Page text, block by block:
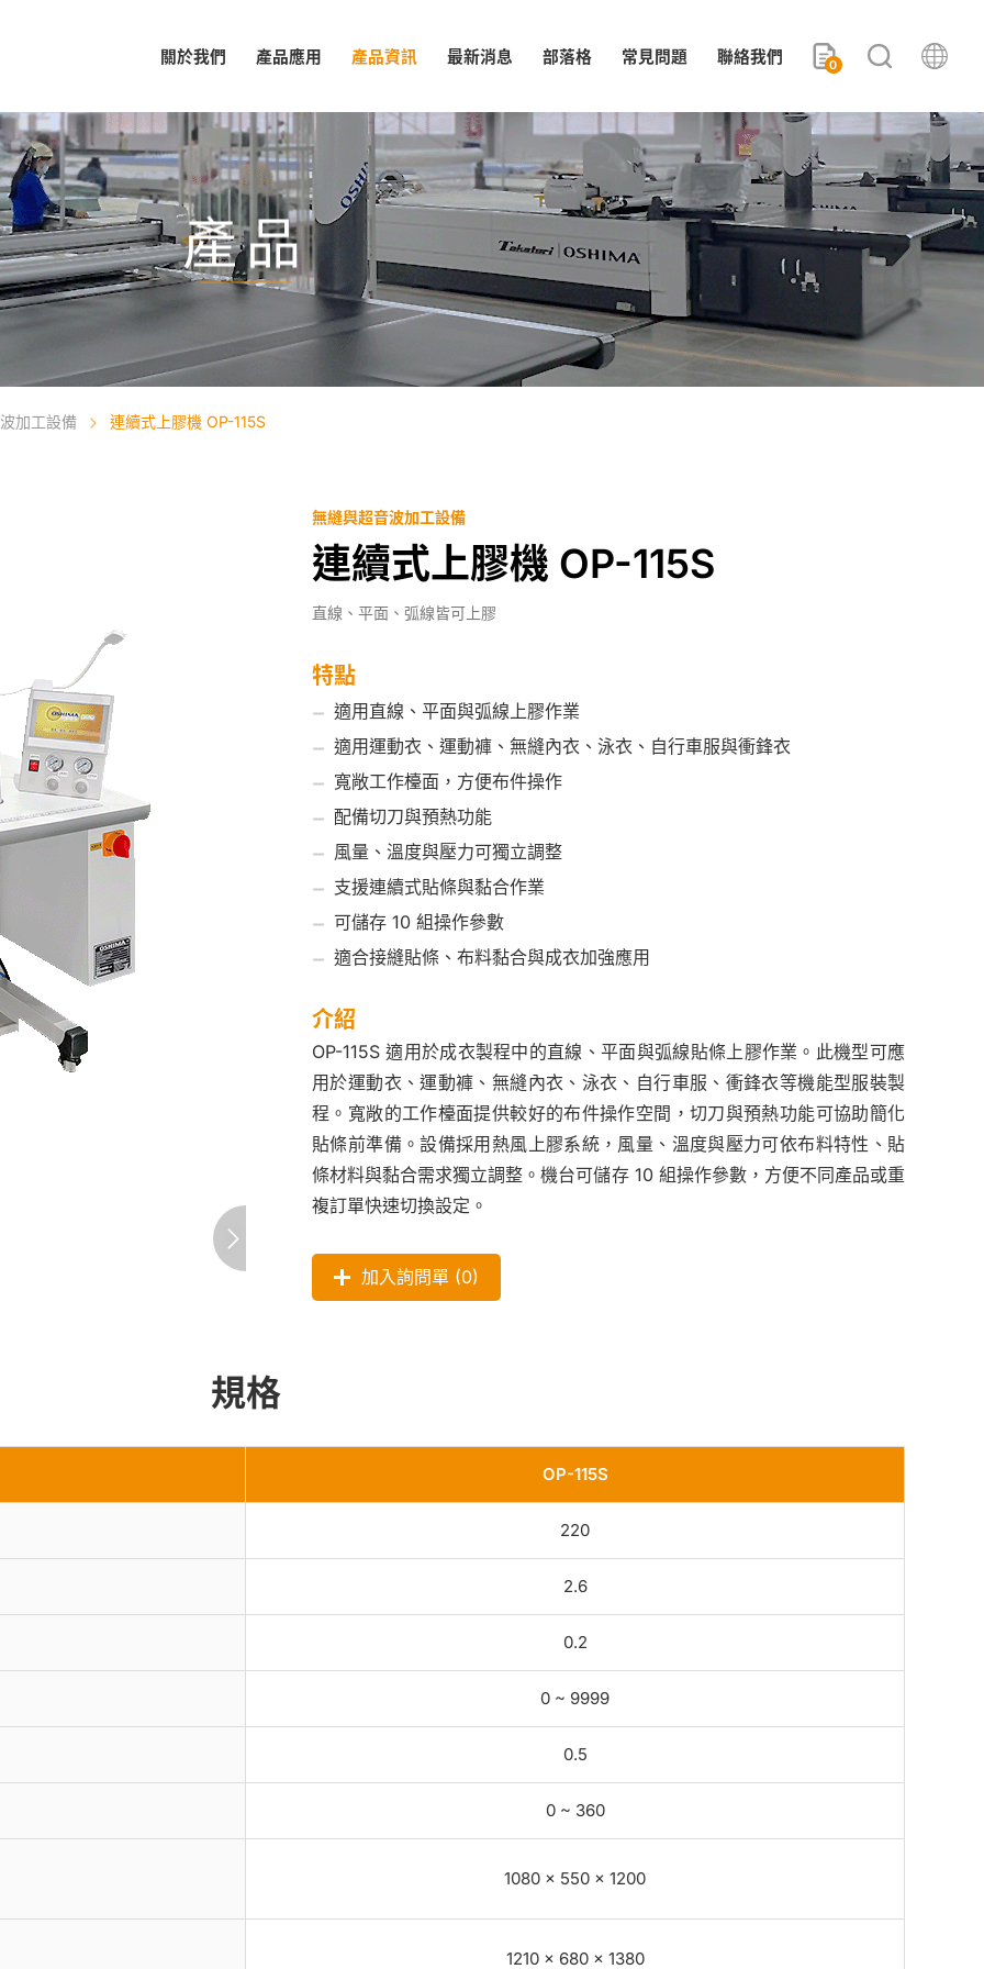
關於我們 產品應用 產品資訊 最新消息 部落格 常見問題 聯絡我們 0
產品
加工設備 連續式上膠機 OP-115S
無縫與超音波加工設備
連續式上膠機 OP-115S
直線、平面、弧線皆可上膠
特點
適用直線、平面與弧線上膠作業
適用運動衣、運動褲、無縫內衣、泳衣、自行車服與衝鋒衣
寬敞工作檯面，方便布件操作
配備切刀與預熱功能
風量、溫度與壓力可獨立調整
支援連續式貼條與黏合作業
可儲存 10 組操作參數
適合接縫貼條、布料黏合與成衣加強應用
介紹
OP-115S 適用於成衣製程中的直線、平面與弧線貼條上膠作業。此機型可應
用於運動衣、運動褲、無縫內衣、泳衣、自行車服、衝鋒衣等機能型服裝製
程。寬敞的工作檯面提供較好的布件操作空間，切刀與預熱功能可協助簡化
貼條前準備。設備採用熱風上膠系統，風量、溫度與壓力可依布料特性、貼
條材料與黏合需求獨立調整。機台可儲存 10 組操作參數，方便不同產品或重
複訂單快速切換設定。
加入詢問單 (0)
規格
OP-115S
220
2.6
0.2
0 ~ 9999
0.5
0 ~ 360
1080 × 550 × 1200
1210 × 680 × 1380